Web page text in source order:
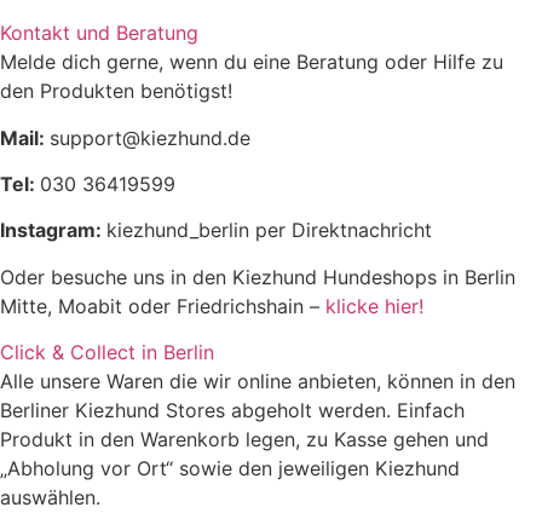
Rohasche
Kontakt und Beratung
Melde dich gerne, wenn du eine Beratung oder Hilfe zu
den Produkten benötigst!
Mail: support@kiezhund.de
Tel: 030 36419599
Instagram: kiezhund_berlin per Direktnachricht
Oder besuche uns in den Kiezhund Hundeshops in Berlin
Mitte, Moabit oder Friedrichshain – klicke hier!
Click & Collect in Berlin
Alle unsere Waren die wir online anbieten, können in den
Berliner Kiezhund Stores abgeholt werden. Einfach
Produkt in den Warenkorb legen, zu Kasse gehen und
„Abholung vor Ort“ sowie den jeweiligen Kiezhund
auswählen.